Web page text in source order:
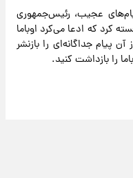
عجیب، رئیس‌جمهوری
کرد که ادعا می‌کرد اوباما
جداگانه‌ای را بازنشر
را بازداشت کنید.